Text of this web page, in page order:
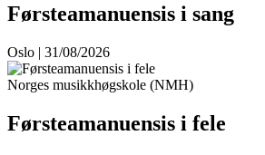
Førsteamanuensis i sang
Oslo | 31/08/2026
Norges musikkhøgskole (NMH)
Førsteamanuensis i fele